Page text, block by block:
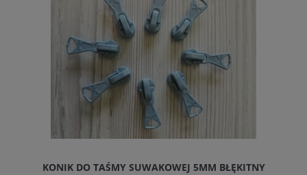
KONIK DO TAŚMY SUWAKOWEJ 5MM BŁĘKITNY